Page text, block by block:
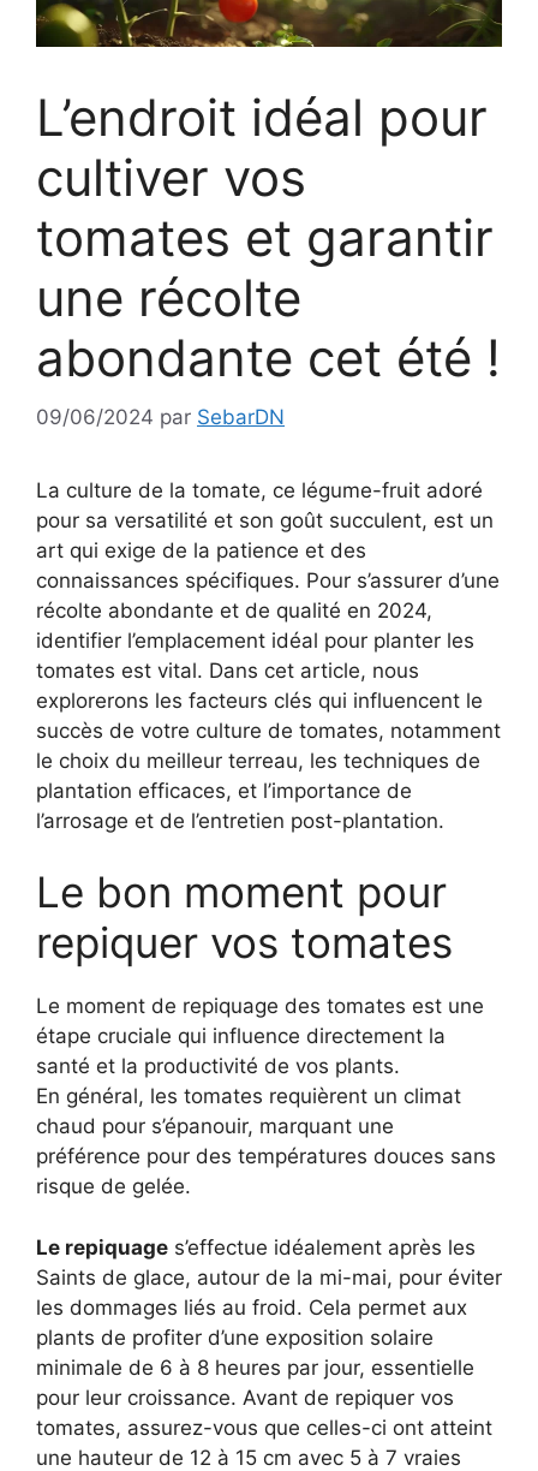
L’endroit idéal pour
cultiver vos
tomates et garantir
une récolte
abondante cet été !
09/06/2024 par SebarDN
La culture de la tomate, ce légume-fruit adoré
pour sa versatilité et son goût succulent, est un
art qui exige de la patience et des
connaissances spécifiques. Pour s’assurer d’une
récolte abondante et de qualité en 2024,
identifier l’emplacement idéal pour planter les
tomates est vital. Dans cet article, nous
explorerons les facteurs clés qui influencent le
succès de votre culture de tomates, notamment
le choix du meilleur terreau, les techniques de
plantation efficaces, et l’importance de
l’arrosage et de l’entretien post-plantation.
Le bon moment pour
repiquer vos tomates
Le moment de repiquage des tomates est une
étape cruciale qui influence directement la
santé et la productivité de vos plants.
En général, les tomates requièrent un climat
chaud pour s’épanouir, marquant une
préférence pour des températures douces sans
risque de gelée.
Le repiquage s’effectue idéalement après les
Saints de glace, autour de la mi-mai, pour éviter
les dommages liés au froid. Cela permet aux
plants de profiter d’une exposition solaire
minimale de 6 à 8 heures par jour, essentielle
pour leur croissance. Avant de repiquer vos
tomates, assurez-vous que celles-ci ont atteint
une hauteur de 12 à 15 cm avec 5 à 7 vraies